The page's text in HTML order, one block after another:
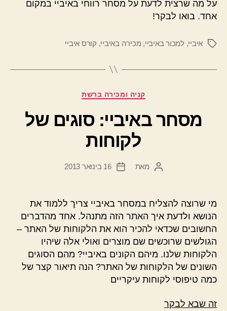
על מה שרצית לדעת על מסחר רווחי באיביי במקום
אחד. בואו לבקר!
תגיותאיביי,למכור באיביי, מכירה באיביי, קורס איביי
קטגוריות
קניה ומכירה ברשת
מסחר באיביי: סוגים של
לקוחות
המחבר
מאת
תאריך
16 בינואר 2013
מי שרוצה להצליח במסחר באיביי צריך ללמוד את
הנושא ולדעת איך האתר הזה מתנהל. אחד מהדברים
החשובים שכדאי להכיר הוא את הלקוחות של האתר –
הגולשים שרוכשים שם מוצרים ואולי אלה שיהיו
הלקוחות שלנו. מיהם הקונים באיביי? מהם הסוגים
השונים של הלקוחות של האתר? הנה תיאור קצר של
כמה טיפוסי לקוחות עיקריים
זה שבא לבקר